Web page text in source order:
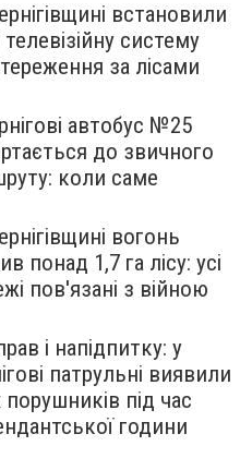
встановили
систему
за лісами
автобус №25
до звичного
коли саме
вогонь
понад 1,7 га лісу: усі
пов'язані з війною
і напідпитку: у
патрульні виявили
під час
години